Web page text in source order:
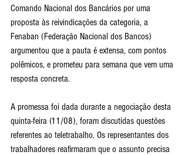
Comando Nacional dos Bancários por uma
proposta às reivindicações da categoria, a
Fenaban (Federação Nacional dos Bancos)
argumentou que a pauta é extensa, com pontos
polêmicos, e prometeu para semana que vem uma
resposta concreta.
A promessa foi dada durante a negociação desta
quinta-feira (11/08), foram discutidas questões
referentes ao teletrabalho. Os representantes dos
trabalhadores reafirmaram que o assunto precisa